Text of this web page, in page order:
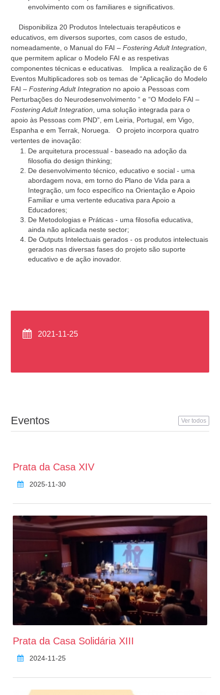
envolvimento com os familiares e significativos.
Disponibiliza 20 Produtos Intelectuais terapêuticos e
educativos, em diversos suportes, com casos de estudo,
nomeadamente, o Manual do FAI –Fostering Adult Integration,
que permitem aplicar o Modelo FAI e as respetivas
componentes técnicas e educativas.
Implica a realização de 6
Eventos Multiplicadores sob os temas de “Aplicação do Modelo
FAI –Fostering Adult Integration no apoio a Pessoas com
Perturbações do Neurodesenvolvimento “ e “O Modelo FAI –
Fostering Adult Integration, uma solução integrada para o
apoio às Pessoas com PND”, em Leiria, Portugal, em Vigo,
Espanha e em Terrak, Noruega. O projeto incorpora quatro
vertentes de inovação:
De arquitetura processual - baseado na adoção da
filosofia do design thinking;
De desenvolvimento técnico, educativo e social - uma
abordagem nova, em torno do Plano de Vida para a
Integração, um foco específico na Orientação e Apoio
Familiar e uma vertente educativa para Apoio a
Educadores;
De Metodologias e Práticas - uma filosofia educativa,
ainda não aplicada neste sector;
De Outputs Intelectuais gerados - os produtos intelectuais
gerados nas diversas fases do projeto são suporte
educativo e de ação inovador.
2021-11-25
Eventos Ver todos
Prata da Casa XIV
2025-11-30
Prata da Casa Solidária XIII
2024-11-25